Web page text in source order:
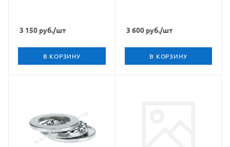
3 150 руб./шт
В КОРЗИНУ
3 600руб./шт
В КОРЗИНУ